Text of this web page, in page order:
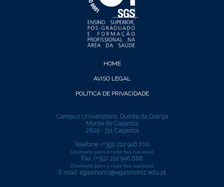
HOME
AVISO LEGAL
POLÍTICA DE PRIVACIDADE
Campus Universitário, Quinta da Granja
Monte de Caparica
2829 - 511 Caparica
Telefone: (+351) 212 946 700
Chamada para a rede fixa nacional
Fax: (+351) 212 946 868
Chamada para a rede fixa nacional
E-mail: egasmoniz@egasmoniz.edu.pt